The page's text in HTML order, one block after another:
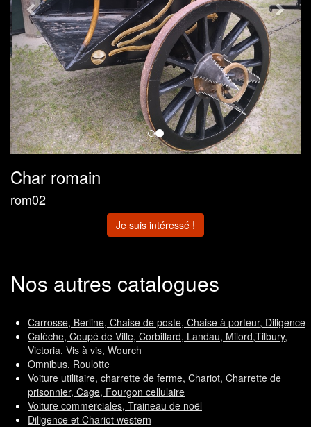
Char romain
rom02
Je suis intéressé !
Nos autres catalogues
Carrosse, Berline, Chaise de poste, Chaise à porteur, Diligence
Calèche, Coupé de Ville, Corbillard, Landau, Milord,Tilbury,
Victoria, Vis à vis, Wourch
Omnibus, Roulotte
Voiture utilitaire, charrette de ferme, Chariot, Charrette de
prisonnier, Cage, Fourgon cellulaire
Voiture commerciales, Traineau de noël
Diligence et Chariot western